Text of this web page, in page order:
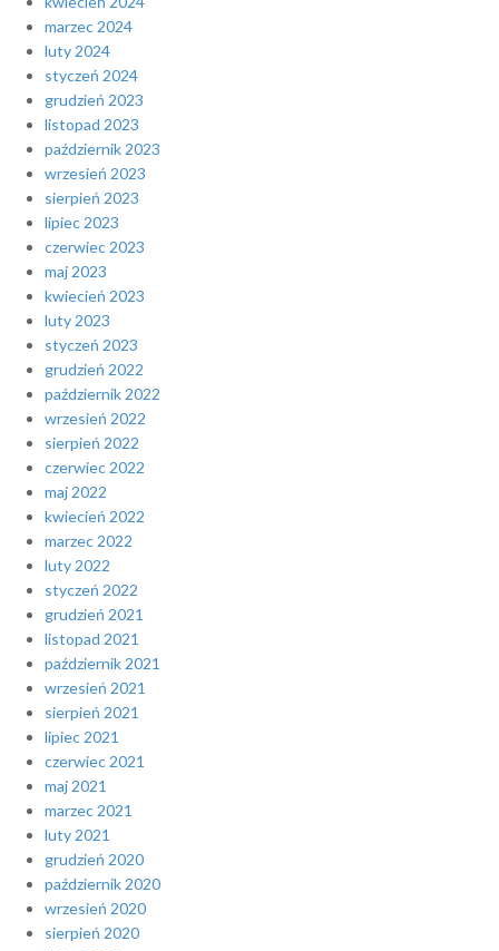
marzec 2024
luty 2024
styczeń 2024
grudzień 2023
listopad 2023
październik 2023
wrzesień 2023
sierpień 2023
lipiec 2023
czerwiec 2023
maj 2023
kwiecień 2023
luty 2023
styczeń 2023
grudzień 2022
październik 2022
wrzesień 2022
sierpień 2022
czerwiec 2022
maj 2022
kwiecień 2022
marzec 2022
luty 2022
styczeń 2022
grudzień 2021
listopad 2021
październik 2021
wrzesień 2021
sierpień 2021
lipiec 2021
czerwiec 2021
maj 2021
marzec 2021
luty 2021
grudzień 2020
październik 2020
wrzesień 2020
sierpień 2020